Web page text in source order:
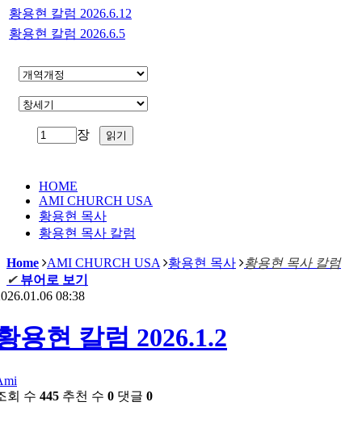
황용현 칼럼 2026.6.12
황용현 칼럼 2026.6.5
장
HOME
AMI CHURCH USA
황용현 목사
황용현 목사 칼럼
Home AMI CHURCH USA 황용현 목사
황용현 목사 칼럼
✔ 뷰어로 보기
08:38
용현 칼럼 2026.1.2
회 수 445 추천 수 0 댓글 0